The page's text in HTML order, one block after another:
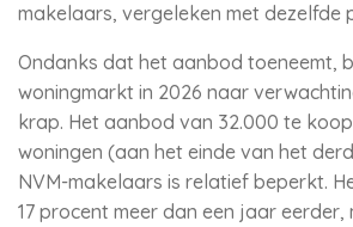
makelaars, vergeleken met dezelfde
Ondanks dat het aanbod toeneemt,
woningmarkt in 2026 naar
krap. Het aanbod van 32.000 te
woningen (aan het einde van het
NVM-makelaars is relatief beperkt.
17 procent meer dan een jaar eerder,